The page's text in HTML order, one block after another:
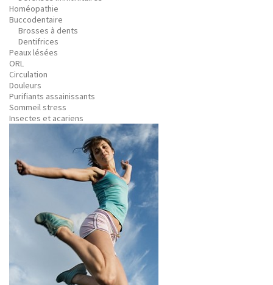
Homéopathie
Buccodentaire
Brosses à dents
Dentifrices
Peaux lésées
ORL
Circulation
Douleurs
Purifiants assainissants
Sommeil stress
Insectes et acariens